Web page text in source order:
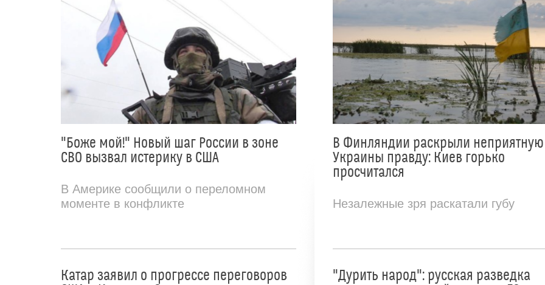
"Боже мой!" Новый шаг России в зоне
СВО вызвал истерику в США
В Америке сообщили о переломном
моменте в конфликте
Катар заявил о прогрессе переговоров
В Финляндии раскрыли
Украины правду: Киев горько
просчитался
Незалежные зря раскатали губу
"Дурить народ": русская разведка